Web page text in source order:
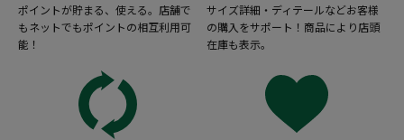
ポイントが貯まる、使える。店舗で
もネットでもポイントの相互利用可
能！
サイズ詳細・ディテールなどお客様
の購入をサポート！商品により店頭
在庫も表示。